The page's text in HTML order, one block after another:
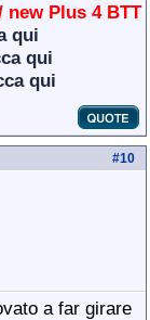
new Plus 4 BTT
qui
qui
qui
#10
a far girare